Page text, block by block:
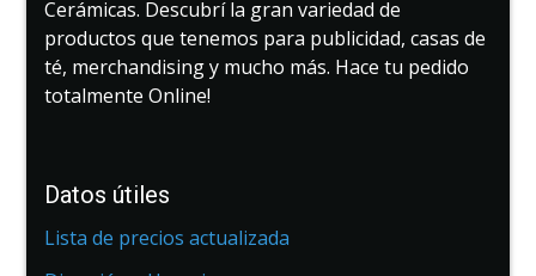
Cerámicas. Descubrí la gran variedad de
productos que tenemos para publicidad, casas de
té, merchandising y mucho más. Hace tu pedido
totalmente Online!
Datos útiles
Lista de precios actualizada